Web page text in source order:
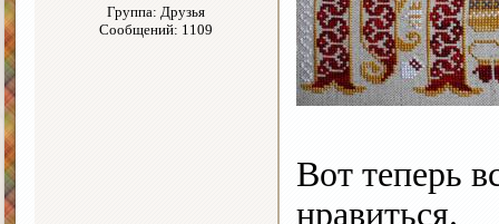
Группа: Друзья
Сообщений: 1109
Вот теперь
нравиться.